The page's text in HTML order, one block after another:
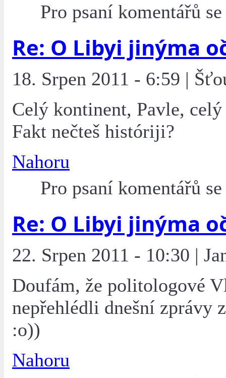
Pro psaní komentářů
Re: O Libyi jinýma
18. Srpen 2011 - 6:59 |
Celý kontinent, Pavle,
Fakt nečteš históriji?
Nahoru
Pro psaní komentářů
Re: O Libyi jinýma
22. Srpen 2011 - 10:30 |
Doufám, že politologové
nepřehlédli dnešní zprávy
:o))
Nahoru